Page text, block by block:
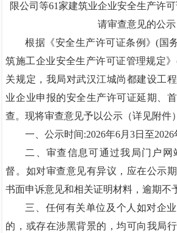
限公司等61家建筑业企业安全生产许
请审查意见的公示
根据《安全生产许可证条例》(国
筑施工企业安全生产许可证管理规定
关规定，我局对武汉江城尚都建设工
业企业申报的安全生产许可证延期、
查。现将审查意见予以公示（详见附件
一、公示时间:2026年6月3日至2026
二、审查信息可通过我局门户网
督。如对审查意见有异议，应在公示
书面申诉意见和相关证明材料，逾期不
三、任何有关单位及个人如对企
的，或存在涉黑背景的，均可向我局